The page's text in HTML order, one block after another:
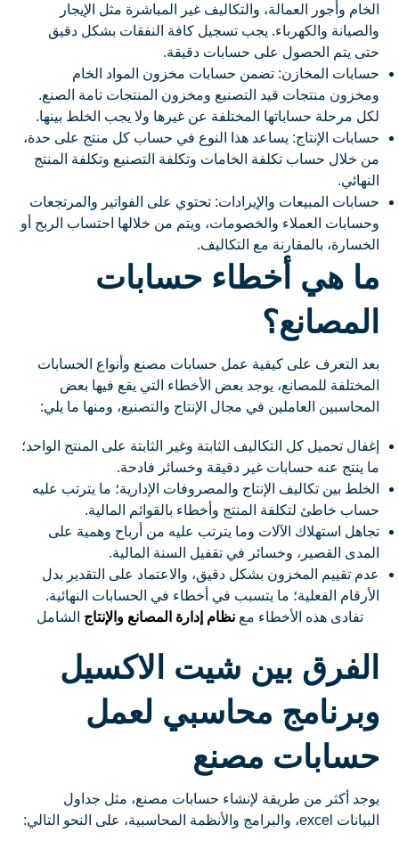
الخام وأجور العمالة، والتكاليف غير المباشرة مثل الإيجار
والصيانة والكهرباء. يجب تسجيل كافة النفقات بشكل دقيق
حتى يتم الحصول على حسابات دقيقة.
حسابات المخازن: تضمن حسابات مخزون المواد الخام
ومخزون منتجات قيد التصنيع ومخزون المنتجات تامة الصنع.
لكل مرحلة حساباتها المختلفة عن غيرها ولا يجب الخلط بينها.
حسابات الإنتاج: يساعد هذا النوع في حساب كل منتج على حدة،
من خلال حساب تكلفة الخامات وتكلفة التصنيع وتكلفة المنتج
النهائي.
حسابات المبيعات والإيرادات: تحتوي على الفواتير والمرتجعات
وحسابات العملاء والخصومات، ويتم من خلالها احتساب الربح أو
الخسارة، بالمقارنة مع التكاليف.
ما هي أخطاء حسابات
المصانع؟
بعد التعرف على كيفية عمل حسابات مصنع وأنواع الحسابات
المختلفة للمصانع، يوجد بعض الأخطاء التي يقع فيها بعض
المحاسبين العاملين في مجال الإنتاج والتصنيع، ومنها ما يلي:
إغفال تحميل كل التكاليف الثابتة وغير الثابتة على المنتج الواحد؛
ما ينتج عنه حسابات غير دقيقة وخسائر فادحة.
الخلط بين تكاليف الإنتاج والمصروفات الإدارية؛ ما يترتب عليه
حساب خاطئ لتكلفة المنتج وأخطاء بالقوائم المالية.
تجاهل استهلاك الآلات وما يترتب عليه من أرباح وهمية على
المدى القصير، وخسائر في تقفيل السنة المالية.
عدم تقييم المخزون بشكل دقيق، والاعتماد على التقدير بدل
الأرقام الفعلية؛ ما يتسبب في أخطاء في الحسابات النهائية.
تفادى هذه الأخطاء معنظام إدارة المصانع والإنتاج الشامل
الفرق بين شيت الاكسيل
وبرنامج محاسبي لعمل
حسابات مصنع
يوجد أكثر من طريقة لإنشاء حسابات مصنع، مثل جداول
البيانات excel، والبرامج والأنظمة المحاسبية، على النحو التالي: